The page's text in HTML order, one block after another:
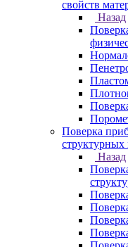
свойств
Назад
Поверка
структурных
Назад